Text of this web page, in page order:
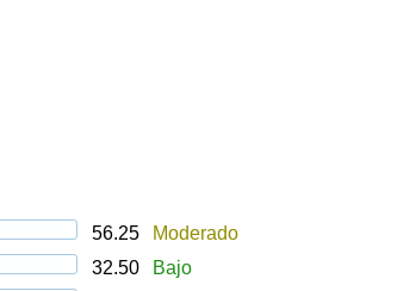
56.25
Moderado
32.50
Bajo